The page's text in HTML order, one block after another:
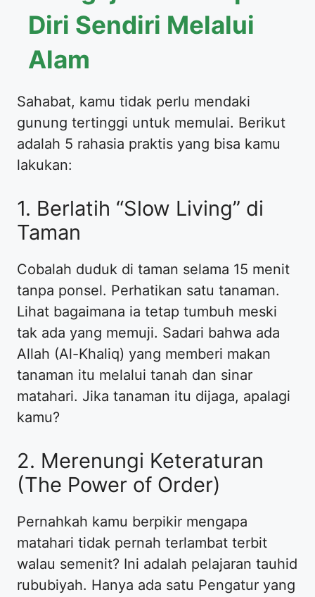
Diri Sendiri Melalui
Alam
Sahabat, kamu tidak perlu mendaki
gunung tertinggi untuk memulai. Berikut
adalah 5 rahasia praktis yang bisa kamu
lakukan:
1. Berlatih “Slow Living” di
Taman
Cobalah duduk di taman selama 15 menit
tanpa ponsel. Perhatikan satu tanaman.
Lihat bagaimana ia tetap tumbuh meski
tak ada yang memuji. Sadari bahwa ada
Allah (Al-Khaliq) yang memberi makan
tanaman itu melalui tanah dan sinar
matahari. Jika tanaman itu dijaga, apalagi
kamu?
2. Merenungi Keteraturan
(The Power of Order)
Pernahkah kamu berpikir mengapa
matahari tidak pernah terlambat terbit
walau semenit? Ini adalah pelajaran tauhid
rububiyah. Hanya ada satu Pengatur yang